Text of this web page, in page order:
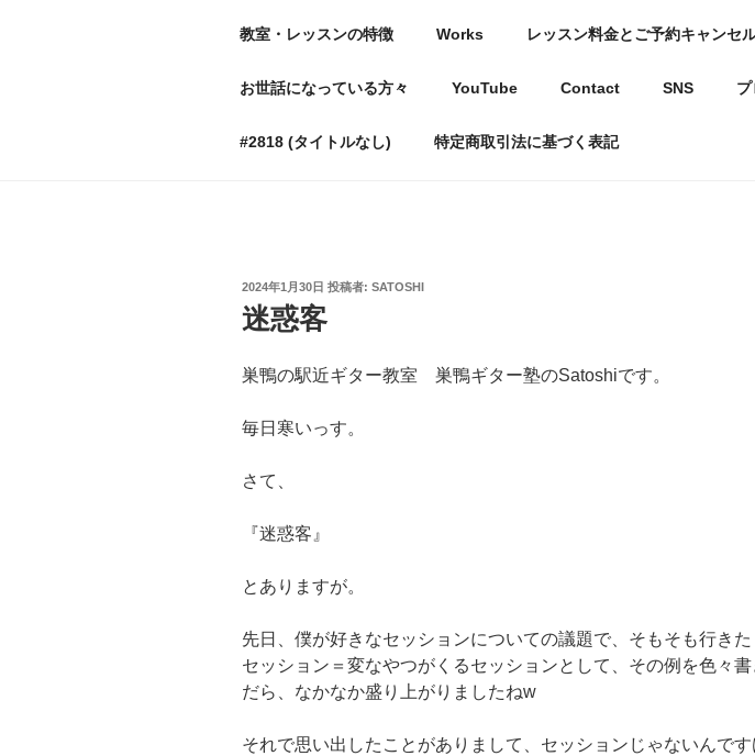
豊島区巣鴨の駅近ギター教
教室・レッスンの特徴 Works レッスン料金とご予約キャンセ
お世話になっている方々 YouTube Contact SNS
#2818 (タイトルなし) 特定商取引法に基づく表記
投
稿
日:
2024年1月30日 投稿者: SATOSHI
迷惑客
巣鴨の駅近ギター教室 巣鴨ギター塾のSatoshiです。
毎日寒いっす。
さて、
『迷惑客』
とありますが。
先日、僕が好きなセッションについての議題で、そもそも行きた
セッション＝変なやつがくるセッションとして、その例を色々書
だら、なかなか盛り上がりましたねw
それで思い出したことがありまして、セッションじゃないんです